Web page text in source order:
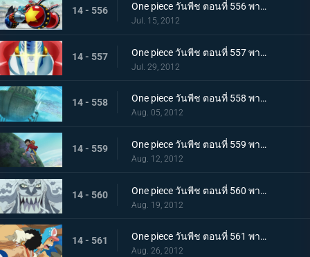
14 - 556 One piece วันพีช ตอนที่ 556 พากย์ไทย เปิดตัวครั้งแรก! อาวุธลับของเรือซันนี่!
Jul. 15, 2012
14 - 557 One piece วันพีช ตอนที่ 557 พากย์ไทย ไอรอน ไพเรท! แฟรงกี้โชกุนปรากฏกาย
Jul. 29, 2012
14 - 558 One piece วันพีช ตอนที่ 558 พากย์ไทย เรือโนอาห์ใกล้เข้ามา! เกาะมนุษย์เงือกเข้าสู่วิกฤต!
Aug. 05, 2012
14 - 559 One piece วันพีช ตอนที่ 559 พากย์ไทย เร็วเข้าลูฟี่! ชิราโฮชิ เข้าตาจนแล้ว
Aug. 12, 2012
14 - 560 One piece วันพีช ตอนที่ 560 พากย์ไทย เริ่มการต่อสู้สุดระห่ำ! ลูฟี่ ปะทะ โฮดี้!
Aug. 19, 2012
14 - 561 One piece วันพีช ตอนที่ 561 พากย์ไทย ต่อสู้ตะลุมบอน! กลุ่มหมวกฟาง ปะทะ กลุ่มโจรสลัดมนุษย์เงือกรุ่นใหม่!
Aug. 26, 2012